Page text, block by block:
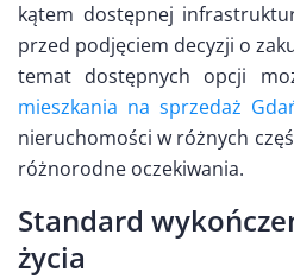
kątem dostępnej
przed podjęciem decyzji o
temat dostępnych opcji
mieszkania na sprzedaż
nieruchomości w różnych
różnorodne oczekiwania.
Standard
życia